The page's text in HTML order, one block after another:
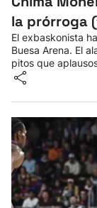
la prórroga
El exbaskonista
Buesa Arena. El
pitos que